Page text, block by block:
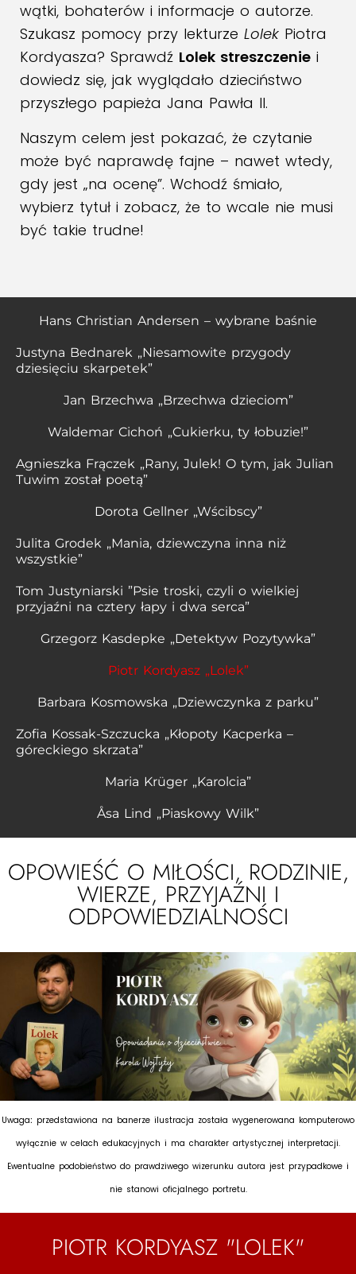
wątki, bohaterów i informacje o autorze.
Szukasz pomocy przy lekturze Lolek Piotra
Kordyasza? Sprawdź Lolek streszczenie i
dowiedz się, jak wyglądało dzieciństwo
przyszłego papieża Jana Pawła II.
Naszym celem jest pokazać, że czytanie
może być naprawdę fajne – nawet wtedy,
gdy jest „na ocenę”. Wchodź śmiało,
wybierz tytuł i zobacz, że to wcale nie musi
być takie trudne!
Hans Christian Andersen – wybrane baśnie
Justyna Bednarek „Niesamowite przygody
dziesięciu skarpetek”
Jan Brzechwa „Brzechwa dzieciom”
Waldemar Cichoń „Cukierku, ty łobuzie!”
Agnieszka Frączek „Rany, Julek! O tym, jak Julian
Tuwim został poetą”
Dorota Gellner „Wścibscy”
Julita Grodek „Mania, dziewczyna inna niż
wszystkie”
Tom Justyniarski ”Psie troski, czyli o wielkiej
przyjaźni na cztery łapy i dwa serca”
Grzegorz Kasdepke „Detektyw Pozytywka”
Piotr Kordyasz „Lolek”
Barbara Kosmowska „Dziewczynka z parku”
Zofia Kossak-Szczucka „Kłopoty Kacperka –
góreckiego skrzata”
Maria Krüger „Karolcia”
Åsa Lind „Piaskowy Wilk”
OPOWIEŚĆ O MIŁOŚCI, RODZINIE,
WIERZE, PRZYJAŹNI I
ODPOWIEDZIALNOŚCI
Uwaga: przedstawiona na banerze ilustracja została wygenerowana komputerowo
wyłącznie w celach edukacyjnych i ma charakter artystycznej interpretacji.
Ewentualne podobieństwo do prawdziwego wizerunku autora jest przypadkowe i
nie stanowi oficjalnego portretu.
PIOTR KORDYASZ "LOLEK"